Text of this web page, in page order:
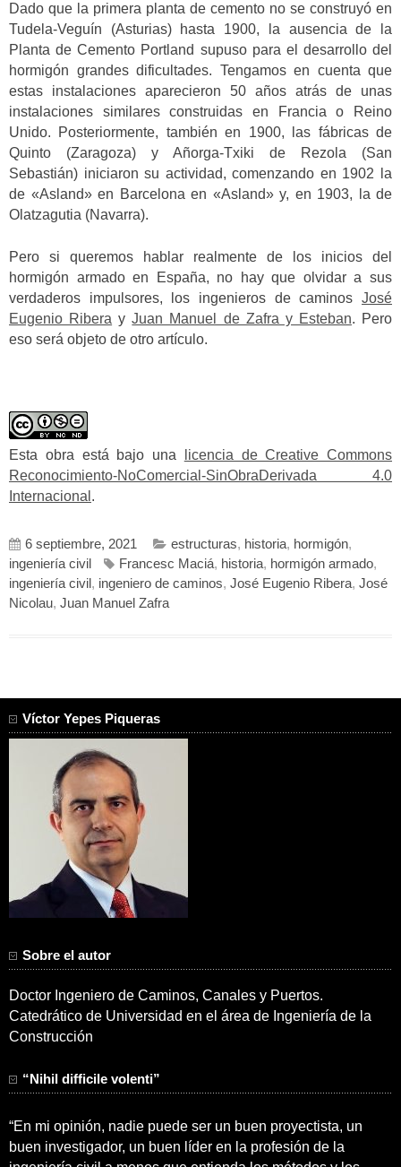
Dado que la primera planta de cemento no se construyó en
Tudela-Veguín (Asturias) hasta 1900, la ausencia de la
Planta de Cemento Portland supuso para el desarrollo del
hormigón grandes dificultades. Tengamos en cuenta que
estas instalaciones aparecieron 50 años atrás de unas
instalaciones similares construidas en Francia o Reino
Unido. Posteriormente, también en 1900, las fábricas de
Quinto (Zaragoza) y Añorga-Txiki de Rezola (San
Sebastián) iniciaron su actividad, comenzando en 1902 la
de «Asland» en Barcelona en «Asland» y, en 1903, la de
Olatzagutia (Navarra).
Pero si queremos hablar realmente de los inicios del
hormigón armado en España, no hay que olvidar a sus
verdaderos impulsores, los ingenieros de caminos José
Eugenio Ribera yJuan Manuel de Zafra y Esteban. Pero
eso será objeto de otro artículo.
Esta obra está bajo una
licencia de Creative Commons
Reconocimiento-NoComercial-SinObraDerivada 4.0
Internacional .
6 septiembre, 2021 estructuras, historia, hormigón,
ingeniería civil
Francesc Maciá, historia, hormigón armado,
ingeniería civil , ingeniero de caminos, José Eugenio Ribera, José
Nicolau, Juan Manuel Zafra
Víctor Yepes Piqueras
Sobre el autor
Doctor Ingeniero de Caminos, Canales y Puertos.
Catedrático de Universidad en el área de Ingeniería de la
Construcción
“Nihil difficile volenti”
“En mi opinión, nadie puede ser un buen proyectista, un
buen investigador, un buen líder en la profesión de la